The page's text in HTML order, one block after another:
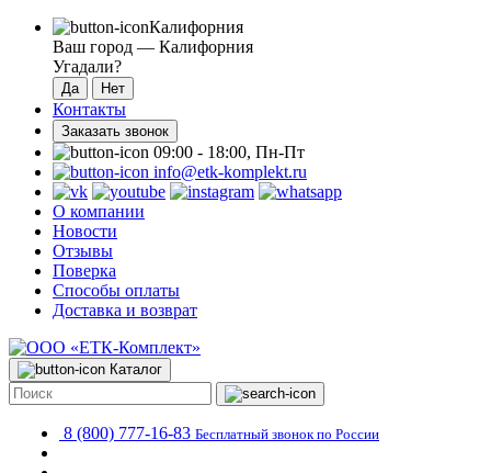
Калифорния
Ваш город — Калифорния
Угадали?
Контакты
Заказать звонок
09:00 - 18:00, Пн-Пт
info@etk-komplekt.ru
О компании
Новости
Отзывы
Поверка
Способы оплаты
Доставка и возврат
Каталог
8 (800) 777-16-83 Бесплатный звонок по России